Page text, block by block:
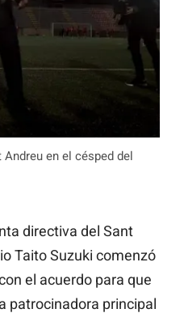
en el césped del
directiva del Sant
Taito Suzuki comenzó
el acuerdo para que
patrocinadora principal